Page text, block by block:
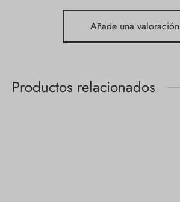
Añade una valoración
Productos relacionados